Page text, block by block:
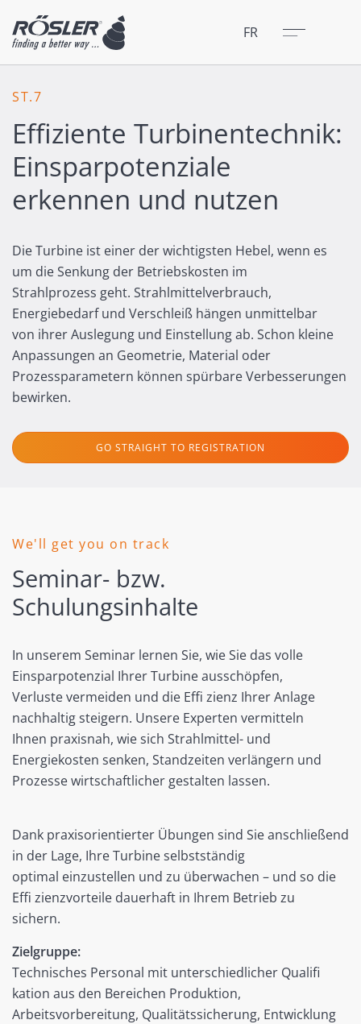
FR Menu
Fermer
ST.7
Effiziente Turbinentechnik:
Einsparpotenziale
erkennen und nutzen
Die Turbine ist einer der wichtigsten Hebel, wenn es
um die Senkung der Betriebskosten im
Strahlprozess geht. Strahlmittelverbrauch,
Energiebedarf und Verschleiß hängen unmittelbar
von ihrer Auslegung und Einstellung ab. Schon kleine
Anpassungen an Geometrie, Material oder
Prozessparametern können spürbare Verbesserungen
bewirken.
GO STRAIGHT TO REGISTRATION
We'll get you on track
Seminar- bzw.
Schulungsinhalte
In unserem Seminar lernen Sie, wie Sie das volle
Einsparpotenzial Ihrer Turbine ausschöpfen,
Verluste vermeiden und die Effi zienz Ihrer Anlage
nachhaltig steigern. Unsere Experten vermitteln
Ihnen praxisnah, wie sich Strahlmittel- und
Energiekosten senken, Standzeiten verlängern und
Prozesse wirtschaftlicher gestalten lassen.
Dank praxisorientierter Übungen sind Sie anschließend
in der Lage, Ihre Turbine selbstständig
optimal einzustellen und zu überwachen – und so die
Effi zienzvorteile dauerhaft in Ihrem Betrieb zu
sichern.
Zielgruppe:
Technisches Personal mit unterschiedlicher Qualifi
kation aus den Bereichen Produktion,
Arbeitsvorbereitung, Qualitätssicherung, Entwicklung